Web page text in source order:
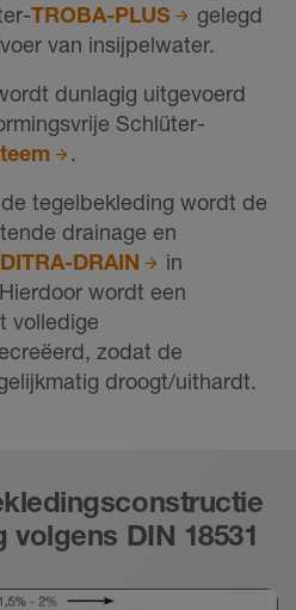
TROBA-PLUS
gelegd
van insijpelwater.
dunlagig uitgevoerd
Schlüter-
.
tegelbekleding wordt de
drainage en
DITRA-DRAIN
in
wordt een
volledige
zodat de
droogt/uithardt.
DIN 18531